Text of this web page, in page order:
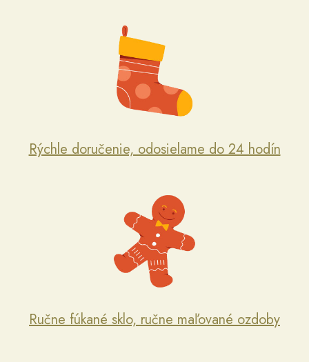
Rýchle doručenie, odosielame do 24 hodín
Ručne fúkané sklo, ručne maľované ozdoby